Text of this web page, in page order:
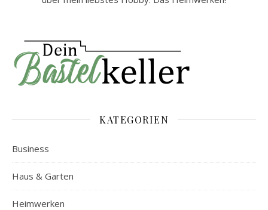
KATEGORIEN
Business
Haus & Garten
Heimwerken